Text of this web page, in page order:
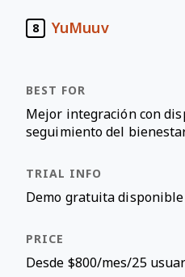
8 YuMuuv
Mejor integración con
seguimiento del
Demo gratuita disponible
Desde $800/mes/25